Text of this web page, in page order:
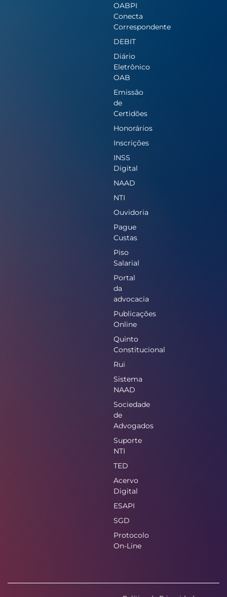
OABPI
Conecta
Correspondente
DEBIT
Diário
Eletrônico
OAB
Emissão
de
Certidões
Honorários
Inscrições
INSS
Digital
NAAD
NTI
Ouvidoria
Pague
Custas
Piso
Salarial
Portal
da
advocacia
Publicações
Online
Quinto
Constitucional
Rui
Sistema
NAAD
Sociedade
de
Advogados
Suporte
NTI
TED
Acervo
Digital
ESAPI
SGD
Protocolo
On-Line